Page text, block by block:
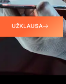
UŽKLAUSA